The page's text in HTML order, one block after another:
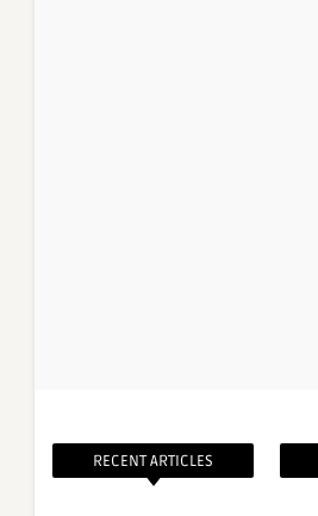
RECENT ARTICLES